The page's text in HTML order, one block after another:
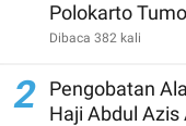
Polokarto
Dibaca 382 kali
2
Pengobatan
Haji Abdul